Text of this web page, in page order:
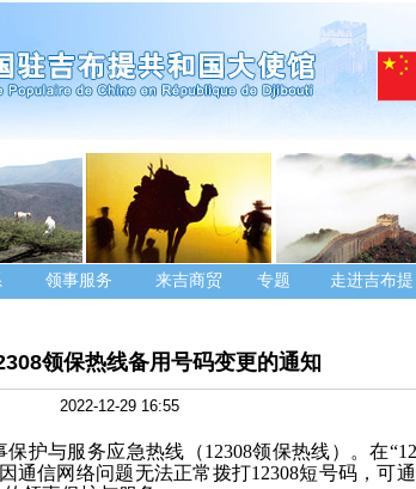
领事服务 来吉商贸 专题 走进吉布提
领保热线备用号码变更的通知
2022-12-29 16:55
护与服务应急热线（12308领保热线）。在
通信网络问题无法正常拨打12308短号码，可